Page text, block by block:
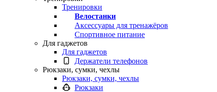
Тренировки
Велостанки
Аксессуары для тренажёров
Спортивное питание
Для гаджетов
Для гаджетов
Держатели телефонов
Рюкзаки, сумки, чехлы
Рюкзаки, сумки, чехлы
Рюкзаки